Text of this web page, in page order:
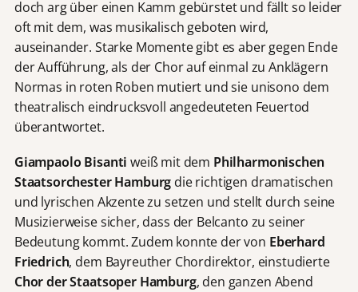
doch arg über einen Kamm gebürstet und fällt so leider
oft mit dem, was musikalisch geboten wird,
auseinander. Starke Momente gibt es aber gegen Ende
der Aufführung, als der Chor auf einmal zu Anklägern
Normas in roten Roben mutiert und sie unisono dem
theatralisch eindrucksvoll angedeuteten Feuertod
überantwortet.
Giampaolo Bisanti weiß mit dem Philharmonischen
Staatsorchester Hamburg die richtigen dramatischen
und lyrischen Akzente zu setzen und stellt durch seine
Musizierweise sicher, dass der Belcanto zu seiner
Bedeutung kommt. Zudem konnte der von Eberhard
Friedrich, dem Bayreuther Chordirektor, einstudierte
Chor der Staatsoper Hamburg, den ganzen Abend